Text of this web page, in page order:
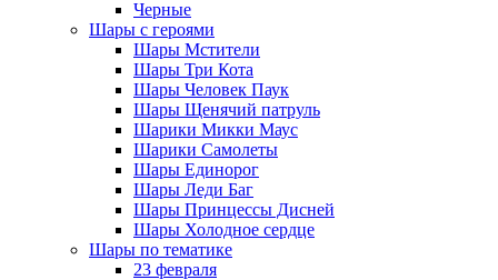
Черные
Шары с героями
Шары Мстители
Шары Три Кота
Шары Человек Паук
Шары Щенячий патруль
Шарики Микки Маус
Шарики Самолеты
Шары Единорог
Шары Леди Баг
Шары Принцессы Дисней
Шары Холодное сердце
Шары по тематике
23 февраля